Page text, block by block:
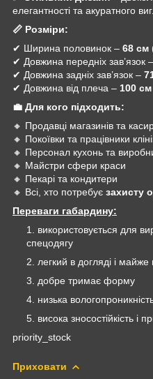
елегантності та акуратного
📏 Розміри:
✔ Ширина половинок – 68 см
✔ Довжина передніх зав’язок –
✔ Довжина задніх зав’язок –
✔ Довжина від плеча – 100 см
💼 Для кого підходить:
🔸 Продавці магазинів та
🔸 Покоївки та працівники
🔸 Персонал кухонь та
🔸 Майстри сфери краси
🔸 Пекарі та кондитери
🔸 Всі, хто потребує захисту
Переваги габардину:
використовується для
спецодягу
легкий в догляді і
добре тримає форму
низька
висока зносостійкість і
priority_stock
Приховати